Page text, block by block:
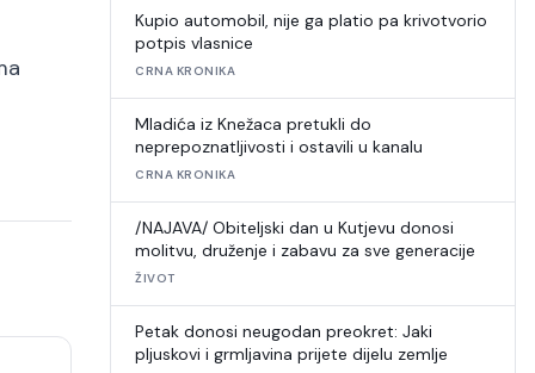
Kupio automobil, nije ga platio pa krivotvorio
potpis vlasnice
CRNA KRONIKA
Mladića iz Knežaca pretukli do
neprepoznatljivosti i ostavili u kanalu
CRNA KRONIKA
/NAJAVA/ Obiteljski dan u Kutjevu donosi
molitvu, druženje i zabavu za sve generacije
ŽIVOT
Petak donosi neugodan preokret: Jaki
pljuskovi i grmljavina prijete dijelu zemlje